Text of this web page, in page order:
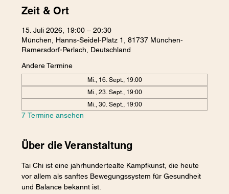
Zeit & Ort
15. Juli 2026, 19:00 – 20:30
München, Hanns-Seidel-Platz 1, 81737 München-
Ramersdorf-Perlach, Deutschland
Andere Termine
Mi., 16. Sept., 19:00
Mi., 23. Sept., 19:00
Mi., 30. Sept., 19:00
7 Termine ansehen
Über die Veranstaltung
Tai Chi ist eine jahrhundertealte Kampfkunst, die heute
vor allem als sanftes Bewegungssystem für Gesundheit
und Balance bekannt ist.